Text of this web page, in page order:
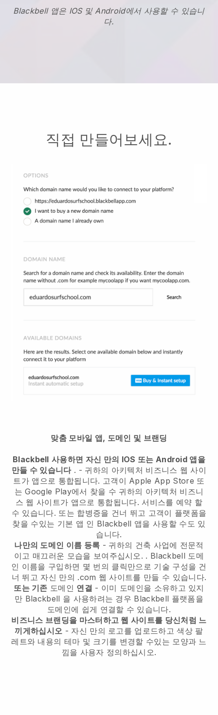
Blackbell 앱은 IOS 및 Android에서 사용할 수 있습니
다.
직접 만들어보세요.
맞춤 모바일 앱, 도메인 및 브랜딩
Blackbell 사용하면 자신 만의 IOS 또는 Android 앱을
만들 수 있습니다. - 귀하의 아키텍처 비즈니스 웹 사이
트가 앱으로 통합됩니다. 고객이 Apple App Store 또
는 Google Play에서 찾을 수 귀하의 아키텍처 비즈니
스 웹 사이트가 앱으로 통합됩니다. 서비스를 예약 할
수 있습니다. 또는 합병증을 건너 뛰고 고객이 플랫폼을
찾을 수있는 기본 앱 인 Blackbell 앱을 사용할 수도 있
습니다.
나만의 도메인 이름 등록 - 귀하의 건축 사업에 전문적
이고 매끄러운 모습을 보여주십시오. . Blackbell 도메
인 이름을 구입하면 몇 번의 클릭만으로 기술 구성을 건
너 뛰고 자신 만의 .com 웹 사이트를 만들 수 있습니다.
또는 기존 도메인 연결 - 이미 도메인을 소유하고 있지
만 Blackbell 을 사용하려는 경우 Blackbell 플랫폼을
도메인에 쉽게 연결할 수 있습니다.
비즈니스 브랜딩을 마스터하고 웹 사이트를 당신처럼 느
끼게하십시오 - 자신 만의 로고를 업로드하고 색상 팔
레트와 내용의 테마 및 크기를 변경할 수있는 모양과 느
낌을 사용자 정의하십시오.